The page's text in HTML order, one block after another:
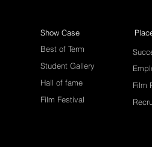
Best of Term
Student Gallery
Hall of fame
Film Festival
Show Case
Film